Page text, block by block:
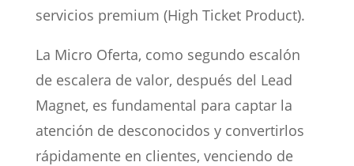
servicios premium (High Ticket Product).
La Micro Oferta, como segundo escalón
de escalera de valor, después del Lead
Magnet, es fundamental para captar la
atención de desconocidos y convertirlos
rápidamente en clientes, venciendo de